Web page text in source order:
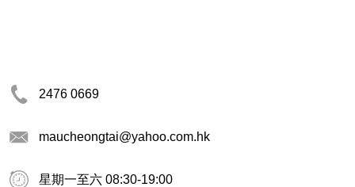
2476 0669
maucheongtai@yahoo.com.hk
星期一至六 08:30-19:00